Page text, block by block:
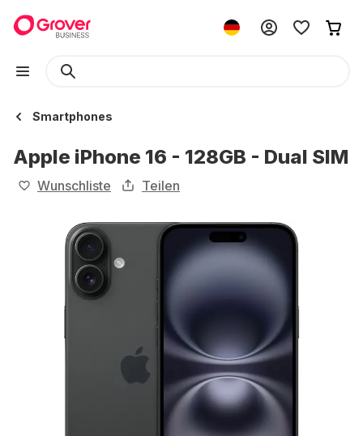
Smartphones
Apple iPhone 16 - 128GB - Dual SIM
Wunschliste Teilen